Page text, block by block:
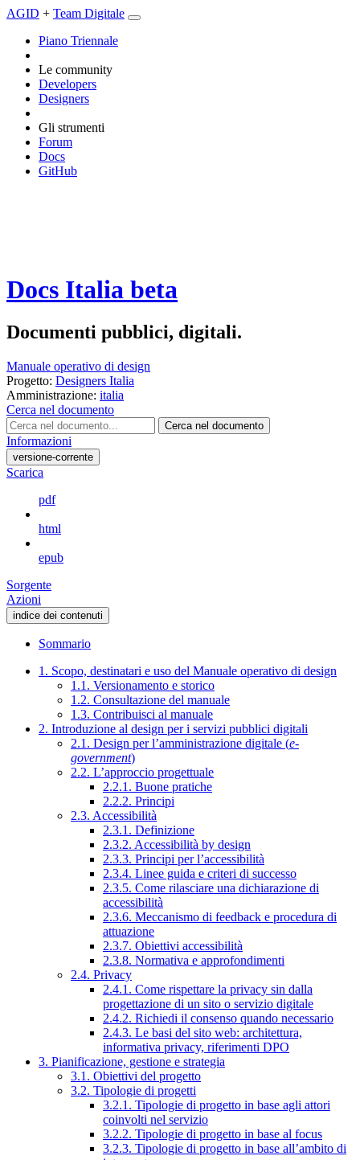
AGID + Team Digitale
Piano Triennale
Le community
Developers
Designers
Gli strumenti
Forum
Docs
GitHub
Docs Italia beta
Documenti pubblici, digitali.
Manuale operativo di design
Progetto: Designers Italia
Amministrazione: italia
Cerca nel documento
Cerca nel documento
Informazioni
versione-corrente
Scarica
pdf
html
epub
Sorgente
Azioni
indice dei contenuti
Sommario
1. Scopo, destinatari e uso del Manuale operativo di design
1.1. Versionamento e storico
1.2. Consultazione del manuale
1.3. Contribuisci al manuale
2. Introduzione al design per i servizi pubblici digitali
2.1. Design per l’amministrazione digitale (e-
government)
2.2. L’approccio progettuale
2.2.1. Buone pratiche
2.2.2. Principi
2.3. Accessibilità
2.3.1. Definizione
2.3.2. Accessibilità by design
2.3.3. Principi per l’accessibilità
2.3.4. Linee guida e criteri di successo
2.3.5. Come rilasciare una dichiarazione di
accessibilità
2.3.6. Meccanismo di feedback e procedura di
attuazione
2.3.7. Obiettivi accessibilità
2.3.8. Normativa e approfondimenti
2.4. Privacy
2.4.1. Come rispettare la privacy sin dalla
progettazione di un sito o servizio digitale
2.4.2. Richiedi il consenso quando necessario
2.4.3. Le basi del sito web: architettura,
informativa privacy, riferimenti DPO
3. Pianificazione, gestione e strategia
3.1. Obiettivi del progetto
3.2. Tipologie di progetti
3.2.1. Tipologie di progetto in base agli attori
coinvolti nel servizio
3.2.2. Tipologie di progetto in base al focus
3.2.3. Tipologie di progetto in base all’ambito di